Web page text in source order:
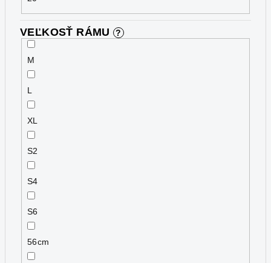
VEĽKOSŤ RÁMU ?
M
L
XL
S2
S4
S6
56cm